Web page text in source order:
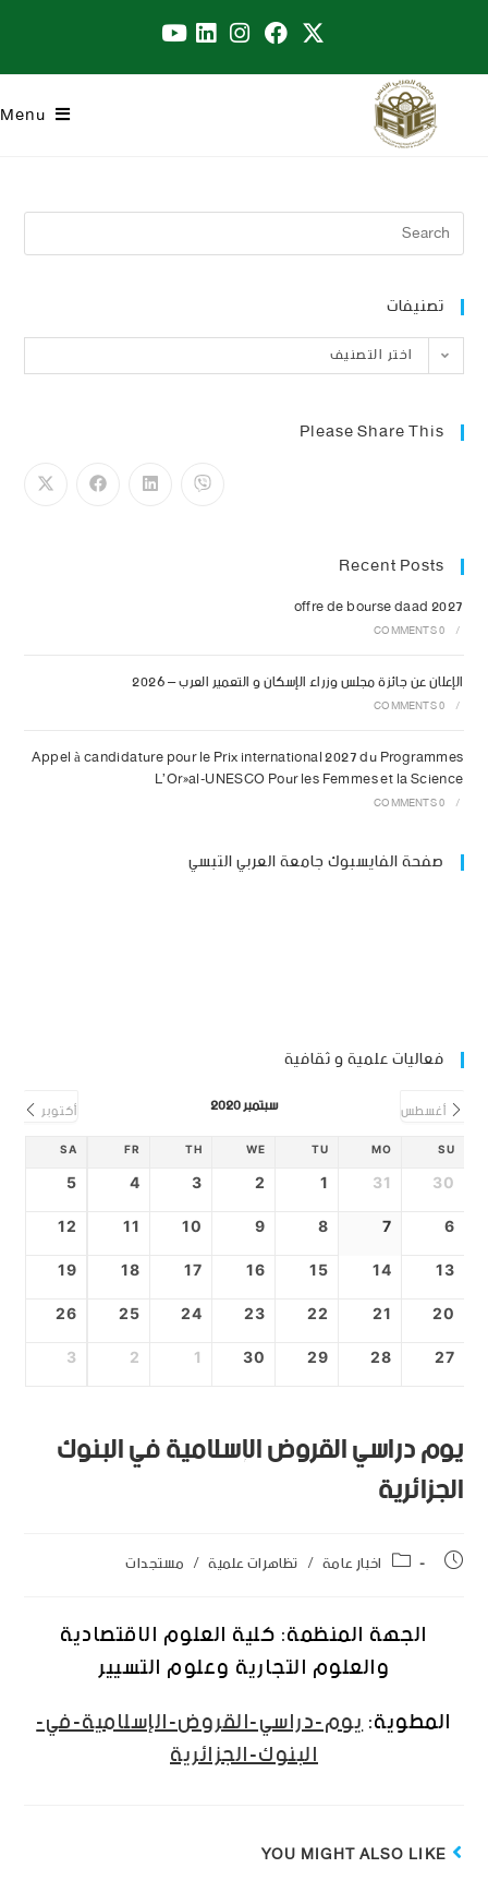
Menu
تصنيفات
اختر التصنيف
Please Share This
Recent Posts
offre de bourse daad 2027
/
0 COMMENTS
الإعلان عن جائزة مجلس وزراء الإسكان و التعمير العرب – 2026
/
0 COMMENTS
Appel à candidature pour le Prix international 2027 du Programmes
L’Oréal-UNESCO Pour les Femmes et la Science
/
0 COMMENTS
صفحة الفايسبوك جامعة العربي التبسي
فعاليات علمية و ثقافية
أغسطس سبتمبر 2020 أكتوبر
SU
MO
TU
WE
TH
FR
SA
30
31
1
2
3
4
5
6
7
8
9
10
11
12
13
14
15
16
17
18
19
20
21
22
23
24
25
26
27
28
29
30
1
2
3
يوم دراسي القروض الإسلامية في البنوك
الجزائرية
اخبار عامة / تظاهرات علمية / مستجدات
الجهة المنظمة: كلية العلوم الاقتصادية
والعلوم التجارية وعلوم التسيير
المطوية:يوم-دراسي-القروض-الإسلامية-في-
البنوك-الجزائرية
YOU MIGHT ALSO LIKE